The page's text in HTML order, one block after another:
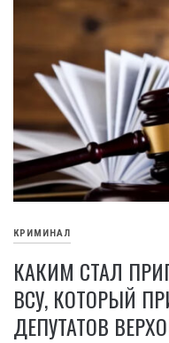
КРИМИНАЛ
КАКИМ СТАЛ
ВСУ, КОТОРЫЙ
ДЕПУТАТОВ